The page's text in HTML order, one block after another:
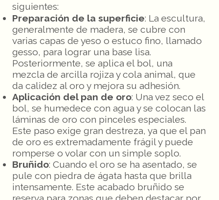
siguientes:
Preparación de la superficie: La escultura,
generalmente de madera, se cubre con
varias capas de yeso o estuco fino, llamado
gesso, para lograr una base lisa.
Posteriormente, se aplica el bol, una
mezcla de arcilla rojiza y cola animal, que
da calidez al oro y mejora su adhesión.
Aplicación del pan de oro: Una vez seco el
bol, se humedece con agua y se colocan las
láminas de oro con pinceles especiales.
Este paso exige gran destreza, ya que el pan
de oro es extremadamente frágil y puede
romperse o volar con un simple soplo.
Bruñido: Cuando el oro se ha asentado, se
pule con piedra de ágata hasta que brilla
intensamente. Este acabado bruñido se